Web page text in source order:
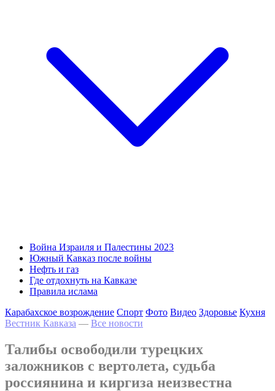
Война Израиля и Палестины 2023
Южный Кавказ после войны
Нефть и газ
Где отдохнуть на Кавказе
Правила ислама
Карабахское возрождение Спорт Фото Видео Здоровье Кухня
Вестник Кавказа — Все новости
Талибы освободили турецких
заложников с вертолета, судьба
россиянина и киргиза неизвестна